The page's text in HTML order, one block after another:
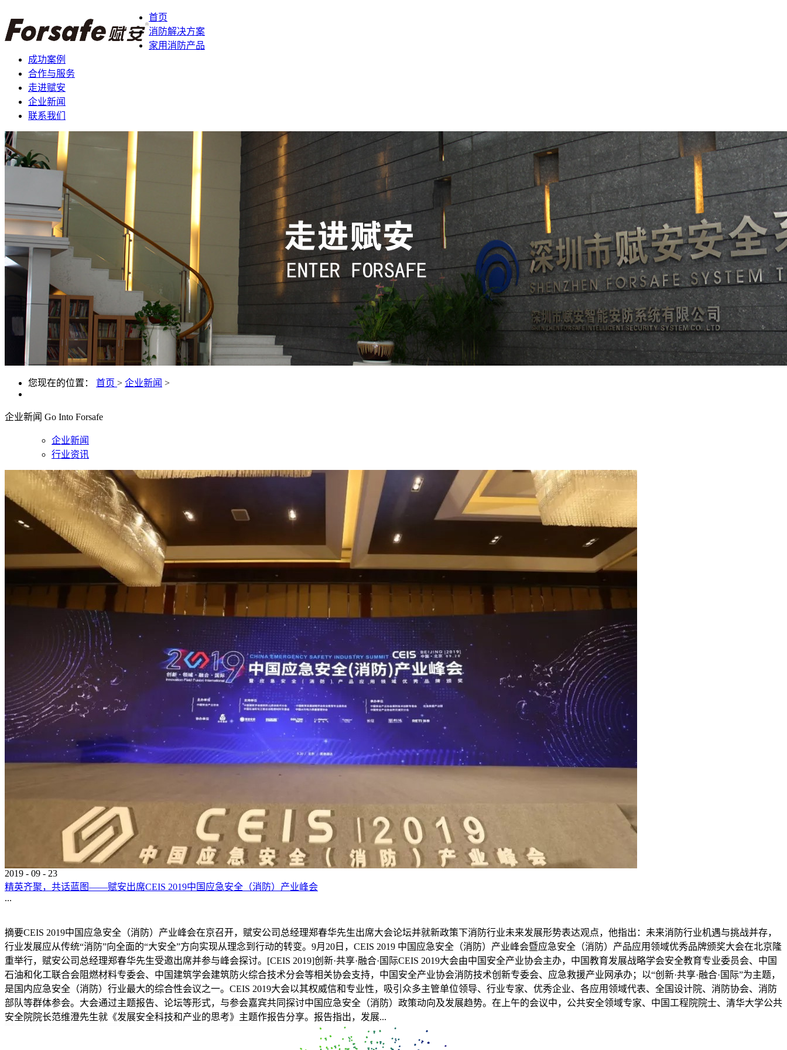
首页
消防解决方案
家用消防产品
成功案例
合作与服务
走进赋安
企业新闻
联系我们
您现在的位置： 首页 > 企业新闻 >
企业新闻 Go Into Forsafe
企业新闻
行业资讯
2019 - 09 - 23
精英齐聚，共话蓝图——赋安出席CEIS 2019中国应急安全（消防）产业峰会
...
摘要CEIS 2019中国应急安全（消防）产业峰会在京召开，赋安公司总经理郑春华先生出席大会论坛并就新政策下消防行业未来发展形势表达观点，他指出：未来消防行业机遇与挑战并存，
行业发展应从传统“消防”向全面的“大安全”方向实现从理念到行动的转变。9月20日，CEIS 2019 中国应急安全（消防）产业峰会暨应急安全（消防）产品应用领域优秀品牌颁奖大会在北京隆
重举行，赋安公司总经理郑春华先生受邀出席并参与峰会探讨。[CEIS 2019]创新·共享·融合·国际CEIS 2019大会由中国安全产业协会主办，中国教育发展战略学会安全教育专业委员会、中国
石油和化工联合会阻燃材料专委会、中国建筑学会建筑防火综合技术分会等相关协会支持，中国安全产业协会消防技术创新专委会、应急救援产业网承办；以“创新·共享·融合·国际”为主题，
是国内应急安全（消防）行业最大的综合性会议之一。CEIS 2019大会以其权威信和专业性，吸引众多主管单位领导、行业专家、优秀企业、各应用领域代表、全国设计院、消防协会、消防
部队等群体参会。大会通过主题报告、论坛等形式，与参会嘉宾共同探讨中国应急安全（消防）政策动向及发展趋势。在上午的会议中，公共安全领域专家、中国工程院院士、清华大学公共
安全院院长范维澄先生就《发展安全科技和产业的思考》主题作报告分享。报告指出，发展...